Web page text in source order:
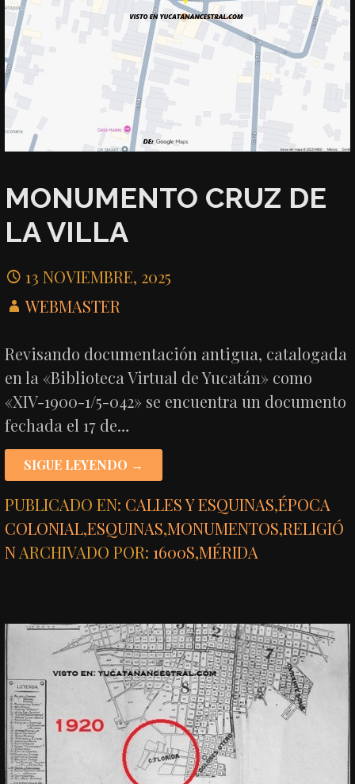
MONUMENTO CRUZ DE
LA VILLA
13 NOVIEMBRE, 2025
WEBMASTER
Revisando documentación antigua, catalogada
en la «Biblioteca Virtual de Yucatán» como
«XIV-1900-1/5-042» se encuentra un documento
fechada el 17 de…
SIGUE LEYENDO →
PUBLICADO EN: CALLES Y ESQUINAS,ÉPOCA
COLONIAL,ESQUINAS,MONUMENTOS,RELIGIÓ
NARCHIVADO POR:1600S,MÉRIDA